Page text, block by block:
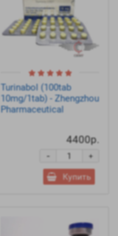
Turinabol (100tab
10mg/1tab) - Zhengzhou
Pharmaceutical
4400р.
+
-
Купить